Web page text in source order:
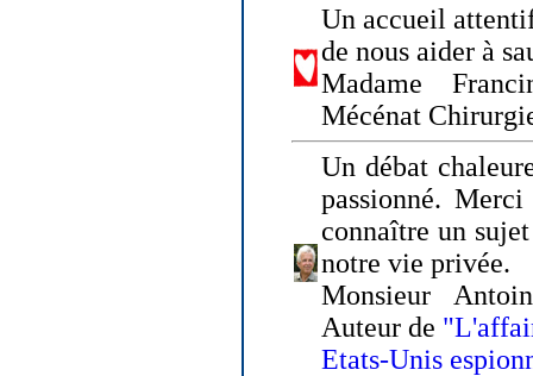
Un accueil
de nous aider à
Madame
Mécénat
Un débat
passionné.
connaître un
notre vie privée.
Monsieur
Auteur de
Etats-Unis